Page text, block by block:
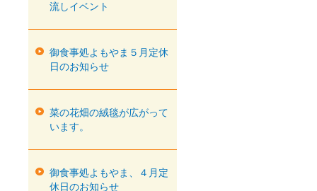
流しイベント
御食事処よもやま５月定休
日のお知らせ
菜の花畑の絨毯が広がって
います。
御食事処よもやま、４月定
休日のお知らせ